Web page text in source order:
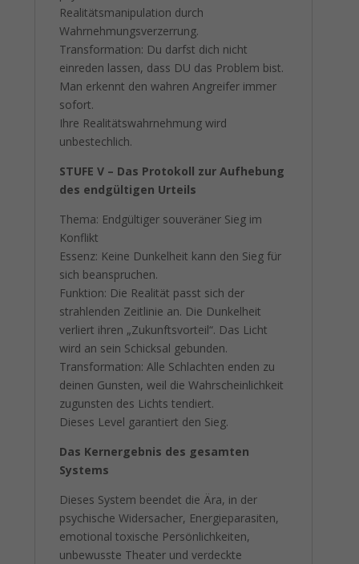
Realitätsmanipulation durch
Wahrnehmungsverzerrung.
Transformation: Du darfst dich nicht
einreden lassen, dass DU das Problem bist.
Man erkennt den wahren Angreifer immer
sofort.
Ihre Realitätswahrnehmung wird
unbestechlich.
STUFE V – Das Protokoll zur Aufhebung
des endgültigen Urteils
Thema: Endgültiger souveräner Sieg im
Konflikt
Essenz: Keine Dunkelheit kann den Sieg für
sich beanspruchen.
Funktion: Die Realität passt sich der
strahlenden Zeitlinie an. Die Dunkelheit
verliert ihren „Zukunftsvorteil“. Das Licht
wird an sein Schicksal gebunden.
Transformation: Alle Schlachten enden zu
deinen Gunsten, weil die Wahrscheinlichkeit
zugunsten des Lichts tendiert.
Dieses Level garantiert den Sieg.
Das Kernergebnis des gesamten
Systems
Dieses System beendet die Ära, in der
psychische Widersacher, Energieparasiten,
emotional toxische Persönlichkeiten,
unbewusste Theater und verdeckte